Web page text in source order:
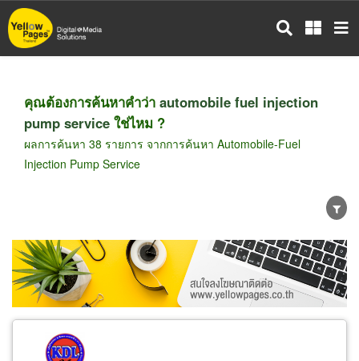
ข้าม
ไป
คุณต้องการค้นหาคำว่า automobile fuel injection
pump service ใช่ไหม ?
ผลการค้นหา 38 รายการ จากการค้นหา Automobile-Fuel
Injection Pump Service
ขายส่ง ขายปลีก ผู้ผลิต
ตัวแทนจัดจำหน่าย
ผู้ส่งออก/นำเข้า
ธุรกิจบริการ